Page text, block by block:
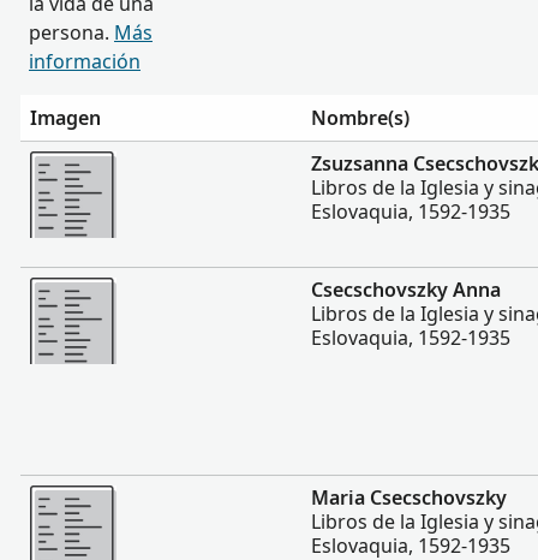
persona. Más
información
Imagen
Nombre(s)
Más
Zsuzsanna
Libros de la Iglesia y
Eslovaquia, 1592-1935
Más
Csecschovszky Anna
Libros de la Iglesia y
Eslovaquia, 1592-1935
Más
Maria Csecschovszky
Libros de la Iglesia y
Eslovaquia, 1592-1935